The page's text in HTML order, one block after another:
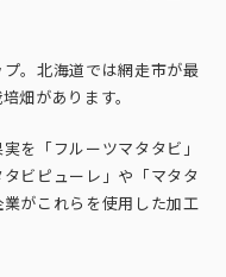
。北海道では網走市が最
畑があります。
を「フルーツマタタビ」
ビピューレ」や「マタタ
がこれらを使用した加工